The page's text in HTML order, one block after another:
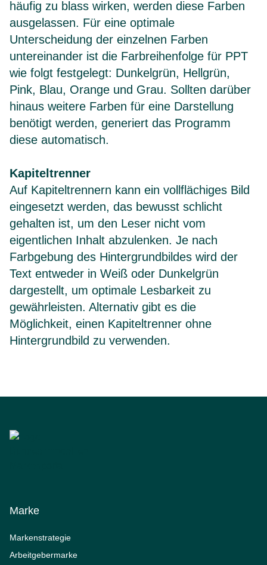
häufig zu blass wirken, werden diese Farben
ausgelassen. Für eine optimale
Unterscheidung der einzelnen Farben
untereinander ist die Farbreihenfolge für PPT
wie folgt festgelegt: Dunkelgrün, Hellgrün,
Pink, Blau, Orange und Grau. Sollten darüber
hinaus weitere Farben für eine Darstellung
benötigt werden, generiert das Programm
diese automatisch.
Kapiteltrenner
Auf Kapiteltrennern kann ein vollflächiges Bild
eingesetzt werden, das bewusst schlicht
gehalten ist, um den Leser nicht vom
eigentlichen Inhalt abzulenken. Je nach
Farbgebung des Hintergrundbildes wird der
Text entweder in Weiß oder Dunkelgrün
dargestellt, um optimale Lesbarkeit zu
gewährleisten. Alternativ gibt es die
Möglichkeit, einen Kapiteltrenner ohne
Hintergrundbild zu verwenden.
Marke
Markenstrategie
Arbeitgebermarke